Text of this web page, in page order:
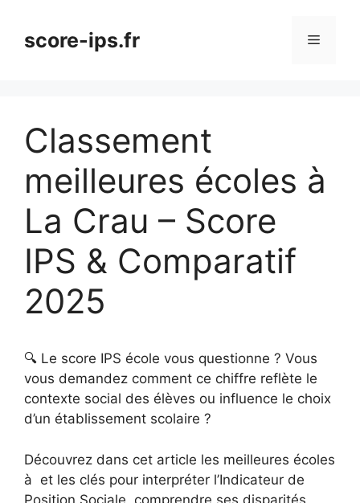
contenuscore-ips.fr Menu
Classement
meilleures écoles à
La Crau – Score
IPS & Comparatif
2025
🔍 Le score IPS école vous questionne ? Vous
vous demandez comment ce chiffre reflète le
contexte social des élèves ou influence le choix
d’un établissement scolaire ?
Découvrez dans cet article les meilleures écoles
à et les clés pour interpréter l’Indicateur de
Position Sociale, comprendre ses disparités